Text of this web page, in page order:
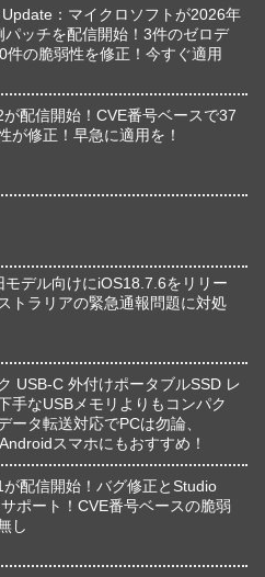
：マイクロソフトが2026年
パッチを配信開始！3件のゼロデ
件の脆弱性を修正！今すぐ適用
が配信開始！CVE番号ベースで37
が修正！早急に適用を！
モデル向けにiOS18.7.6をリリー
トラリアの緊急通報問題に対処
USB-C 外付けポータブルSSD レ
手なUSBメモリよりもコンパク
ータ転送対応でPCは勿論、
スマホにもおすすめ！
が配信開始！バグ修正とStudio
ポート！CVE番号ベースの脆弱
し